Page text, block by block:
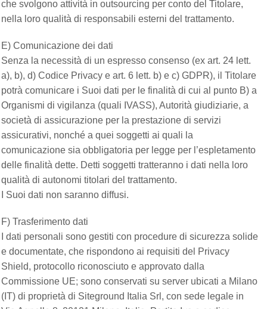
che svolgono attività in outsourcing per conto del Titolare,
nella loro qualità di responsabili esterni del trattamento.
E) Comunicazione dei dati
Senza la necessità di un espresso consenso (ex art. 24 lett.
a), b), d) Codice Privacy e art. 6 lett. b) e c) GDPR), il Titolare
potrà comunicare i Suoi dati per le finalità di cui al punto B) a
Organismi di vigilanza (quali IVASS), Autorità giudiziarie, a
società di assicurazione per la prestazione di servizi
assicurativi, nonché a quei soggetti ai quali la
comunicazione sia obbligatoria per legge per l’espletamento
delle finalità dette. Detti soggetti tratteranno i dati nella loro
qualità di autonomi titolari del trattamento.
I Suoi dati non saranno diffusi.
F) Trasferimento dati
I dati personali sono gestiti con procedure di sicurezza solide
e documentate, che rispondono ai requisiti del Privacy
Shield, protocollo riconosciuto e approvato dalla
Commissione UE; sono conservati su server ubicati a Milano
(IT) di proprietà di Siteground Italia Srl, con sede legale in